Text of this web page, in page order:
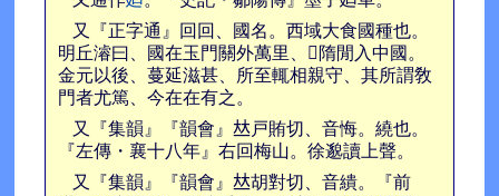
又『正字通』回回、國名。西域大食國種也。
明丘濬曰、國在玉門關外萬里、𨻰隋閒入中國。
金元以後、蔓延滋甚、所至輒相親守、其所謂敎
門者尤篤、今在在有之。
又『集韻』『韻會』𠀤戸賄切、音悔。繞也。
『左傳・襄十八年』右回梅山。徐邈讀上聲。
又『集韻』『韻會』𠀤胡對切、音繢。『前